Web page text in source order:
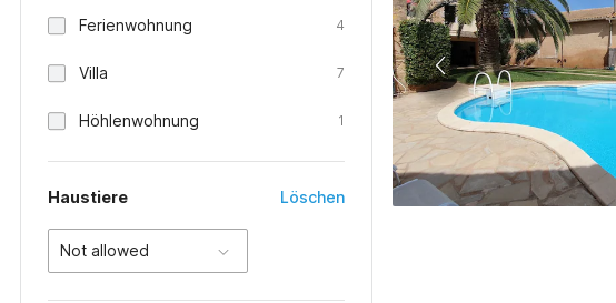
Ferienwohnung 4
Villa 7
Höhlenwohnung 1
Haustiere Löschen
Not allowed